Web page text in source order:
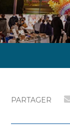
PARTAGER